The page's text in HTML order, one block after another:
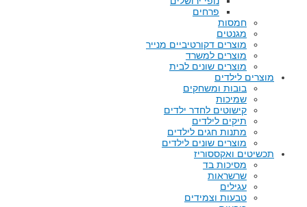
פרחים
חמסות
מגנטים
מוצרים דקורטיביים מנייר
מוצרים למשרד
מוצרים שונים לבית
מוצרים לילדים
בובות ומשחקים
שמיכות
קישוטים לחדר ילדים
תיקים לילדים
מתנות חגים לילדים
מוצרים שונים לילדים
תכשיטים ואקססוריז
מסיכות בד
שרשראות
עגילים
טבעות וצמידים